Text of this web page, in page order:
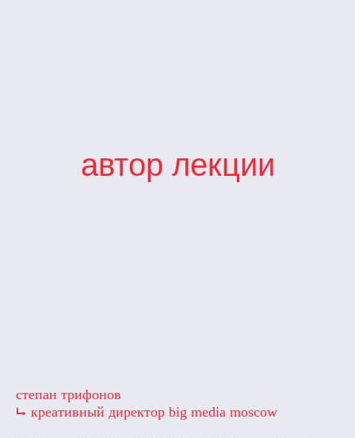
автор лекции
степан трифонов
⮡ креативный директор big media moscow